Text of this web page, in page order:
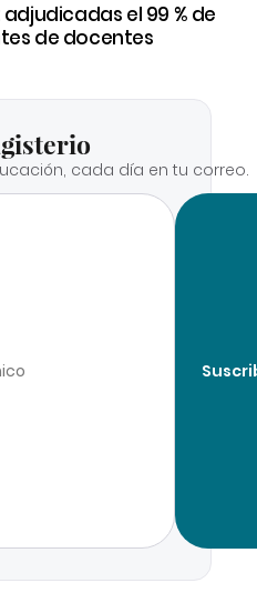
el 99 % de
de docentes
cada día en tu correo.